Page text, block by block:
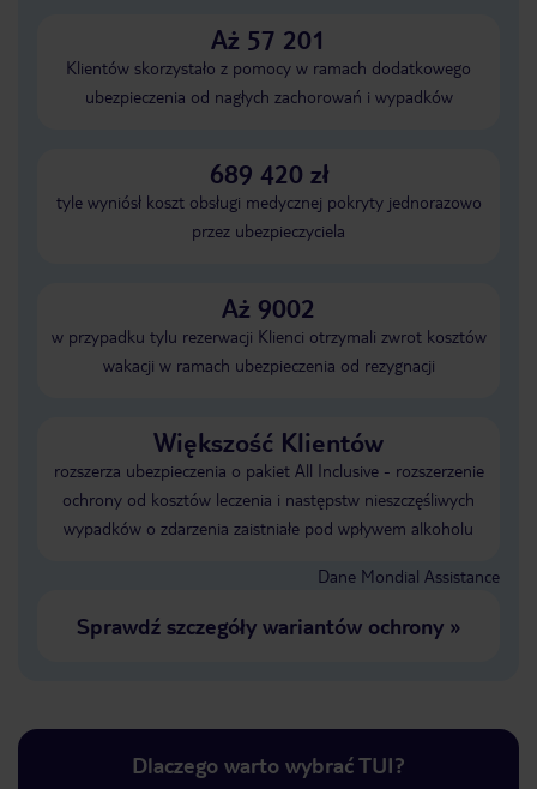
Aż 57 201
Klientów skorzystało z pomocy w ramach dodatkowego
ubezpieczenia od nagłych zachorowań i wypadków
689 420 zł
tyle wyniósł koszt obsługi medycznej pokryty jednorazowo
przez ubezpieczyciela
Aż 9002
w przypadku tylu rezerwacji Klienci otrzymali zwrot kosztów
wakacji w ramach ubezpieczenia od rezygnacji
Większość Klientów
rozszerza ubezpieczenia o pakiet All Inclusive - rozszerzenie
ochrony od kosztów leczenia i następstw nieszczęśliwych
wypadków o zdarzenia zaistniałe pod wpływem alkoholu
Dane Mondial Assistance
Sprawdź szczegóły wariantów ochrony»
Dlaczego warto wybrać TUI?